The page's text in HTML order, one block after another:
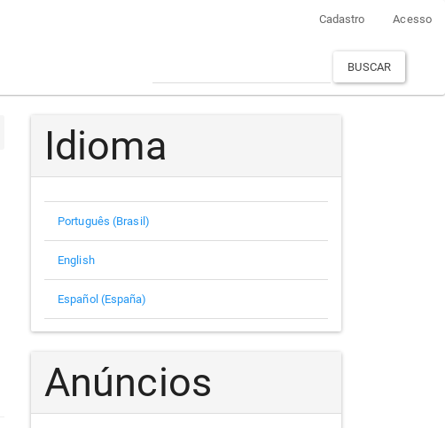
Cadastro Acesso
BUSCAR
Idioma
Português (Brasil)
English
Español (España)
Anúncios